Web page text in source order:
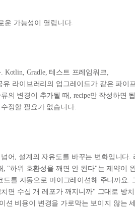
운 가능성이 열립니다.
Kotlin, Gradle, 테스트 프레임워크,
유 라이브러리의 업그레이드가 같은 파이
의 변경이 추가될 때, recipe만 작성하면
정할 필요가 없습니다.
어, 설계의 자유도를 바꾸는 변화입니다.
, "하위 호환성을 깨면 안 된다"는 제약이
드를 자동으로 마이그레이션해 주니까요.
면 수십 개 레포가 깨지니까" 그대로 방치
션 비용이 변경을 가로막는 보이지 않는